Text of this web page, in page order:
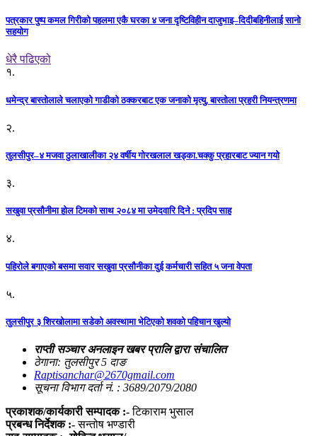
पत्रकार पुष्प कमल गिरीको पहलमा एकै घरका ४ जना दृष्टिविहीन दाजुभाइ–दिदीबहिनीलाई सानो
सहयोग
धेरै पढिएको
१.
धमेन्द्र बास्तोलाले चलाएको गाडीको ठक्करबाट एक जनाको मृत्यु, बास्तोला प्रहरी नियन्त्रणमा
२.
तुलसीपुर–४ मजवा ठुलाखालीका २४ वर्षीय गोरखलाल खड्का.चक्कु प्रहारबाट ज्यान गयो
३.
सखुवा प्रसौनीमा होल टिमको साथ २०८४ मा उमेदवारि दिने : प्रदिप साह
४.
पहिराेले बगाएकाे बसमा सवार सखुवा प्रसाैनीका दुई कर्मचारी सहित ५ जना वेपता
५.
तुलसीपुर ३ शिरखोलामा सडेको अवस्थामा भेटिएको शवको पहिचान खुल्यो
राप्ती सञ्चार अनलाइन खबर प्रालि द्वारा संचालित
ठेगाना: तुलसीपुर 5 दाङ
Raptisanchar@2670gmail.com
सूचना विभाग दर्ता नं. : 3689/2079/2080
प्रकाशक/कार्यकारी सम्पादक :-टिकाराम भुसाल
प्रबन्ध निर्देशक :-सन्तोष भण्डारी